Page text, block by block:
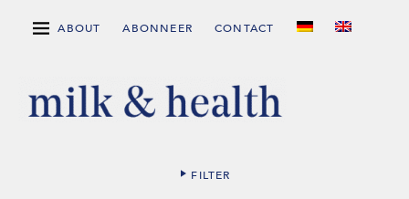
ABOUT ABONNEER CONTACT
FILTER